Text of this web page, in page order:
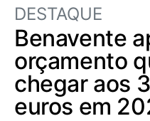
DESTAQUE
Benavente
orçamento
chegar aos
euros em